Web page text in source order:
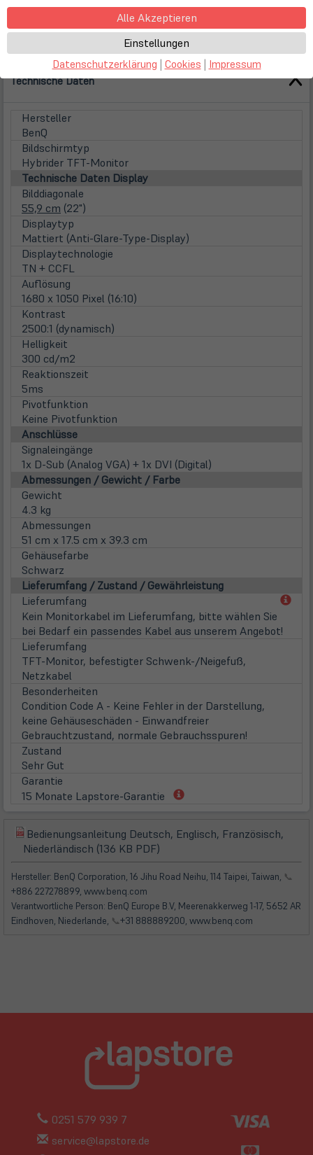
Technische Daten
Hersteller
BenQ
Bildschirmtyp
Hybrider TFT-Monitor
Technische Daten Display
Bilddiagonale
55,9 cm (22")
Displaytyp
Mattiert (Anti-Glare-Type-Display)
Displaytechnologie
TN + CCFL
Auflösung
1680 x 1050 Pixel (16:10)
Kontrast
2500:1 (dynamisch)
Helligkeit
300 cd/m2
Reaktionszeit
5ms
Pivotfunktion
Keine Pivotfunktion
Anschlüsse
Signaleingänge
1x D-Sub (Analog VGA) + 1x DVI (Digital)
Abmessungen / Gewicht / Farbe
Gewicht
4.3 kg
Abmessungen
51 cm x 17.5 cm x 39.3 cm
Gehäusefarbe
Schwarz
Lieferumfang / Zustand / Gewährleistung
Lieferumfang
Kein Monitorkabel im Lieferumfang, bitte wählen Sie
bei Bedarf ein passendes Kabel aus unserem Angebot!
Lieferumfang
TFT-Monitor, befestigter Schwenk-/Neigefuß,
Netzkabel
Besonderheiten
Condition Code A - Keine Fehler in der Darstellung,
keine Gehäuseschäden - Einwandfreier
Gebrauchtzustand, normale Gebrauchsspuren!
Zustand
Sehr Gut
Garantie
15 Monate Lapstore-Garantie
(öffnet
Tab)
(öffnet
in
neuem
Tab)
Bedienungsanleitung Deutsch, Englisch, Französisch,
Niederländisch (136 KB PDF)
in
neuem
Hersteller: BenQ Corporation, 16 Jihu Road Neihu, 114 Taipei, Taiwan, 📞
+886 227278899, www.benq.com
Verantwortliche Person: BenQ Europe B.V, Meerenakkerweg 1-17, 5652 AR
Eindhoven, Niederlande, 📞+31 888889200, www.benq.com
0251 579 939 7
service@lapstore.de
Alle Akzeptieren
Einstellungen
Datenschutzerklärung | Cookies | Impressum